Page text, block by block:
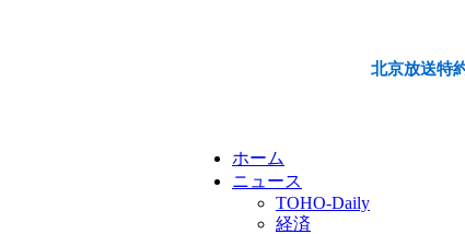
北京放送特
ホーム
ニュース
TOHO-Daily
経済